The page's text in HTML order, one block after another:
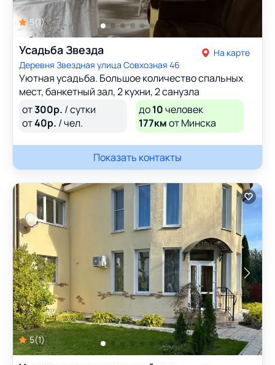
5(1)
Усадьба Звезда
Деревня Звездная улица Совхозная 46
На карте
Уютная усадьба. Большое количество спальных
мест, банкетный зал, 2 кухни, 2 санузла
от300р. / сутки
от40р. / чел.
до10человек
177кмот Минска
Показать контакты
5(1)